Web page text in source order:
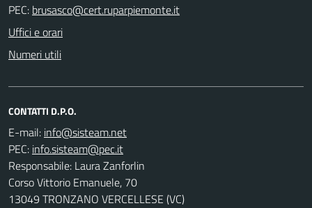
PEC:
Uffici e orari
Numeri utili
CONTATTI D.P.O.
E-mail:
PEC:
Responsabile: Laura Zanforlin
Corso Vittorio Emanuele, 70
13049 TRONZANO VERCELLESE (VC)